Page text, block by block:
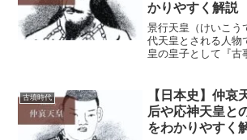
かりやすく解説
景行天皇（けいこう
代天皇とされる人物
皇の皇子として『古
れ、大和王権の発
皇です。また、英雄
古墳時代
【日本史】仲哀
后や応神天皇と
をわかりやすく